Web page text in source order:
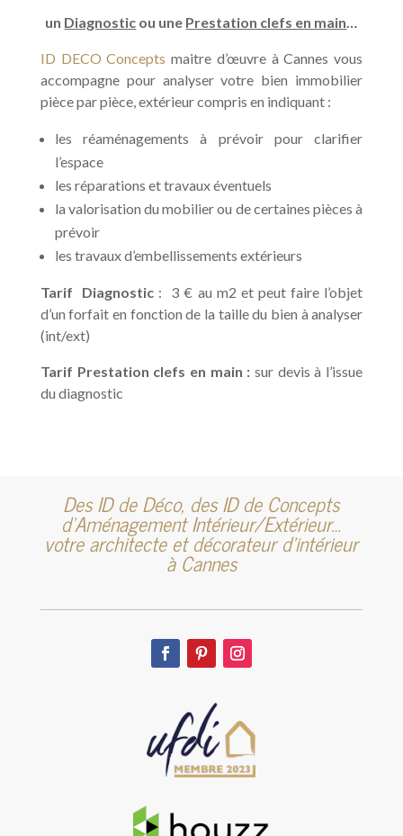
un Diagnostic ou une Prestation clefs en main…
ID DECO Concepts maitre d’œuvre à Cannes vous
accompagne pour analyser votre bien immobilier
pièce par pièce, extérieur compris en indiquant :
les réaménagements à prévoir pour clarifier
l’espace
les réparations et travaux éventuels
la valorisation du mobilier ou de certaines pièces à
prévoir
les travaux d’embellissements extérieurs
Tarif Diagnostic : 3 € au m2 et peut faire l’objet
d’un forfait en fonction de la taille du bien à analyser
(int/ext)
Tarif Prestation clefs en main :sur devis à l’issue
du diagnostic
Des ID de Déco, des ID de Concepts
d’Aménagement Intérieur/Extérieur…
votre architecte et décorateur d’intérieur
à Cannes